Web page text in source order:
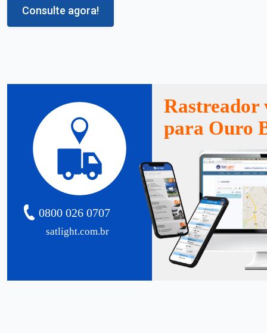
Consulte agora!
satlight.com.br
0800 026 0707
Rastreador
para Ouro